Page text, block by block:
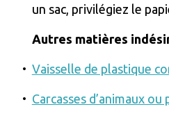
un sac, privilégiez le
Autres matières
Vaisselle de plastique
Carcasses d’animaux